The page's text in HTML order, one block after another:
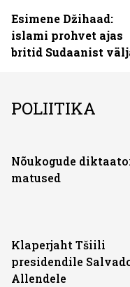
Esimene Džihaad:
islami prohvet ajas
britid Sudaanist
POLIITIKA
Nõukogude
matused
Klaperjaht Tšiili
presidendile
Allendele